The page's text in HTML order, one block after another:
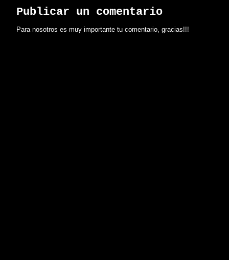
Publicar un comentario
Para nosotros es muy importante tu comentario, gracias!!!